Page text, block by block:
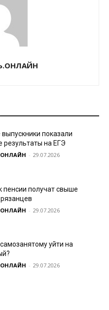
выпускники показали
результаты на ЕГЭ
- 29.07.2026
пенсии получат свыше
- 29.07.2026
уйти на
- 29.07.2026